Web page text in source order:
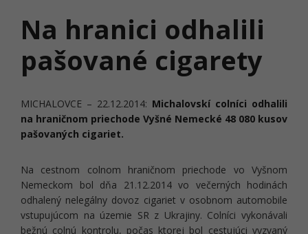
Na hranici odhalili
pašované cigarety
MICHALOVCE – 22.12.2014: Michalovskí colníci odhalili
na hraničnom priechode Vyšné Nemecké 48 080 kusov
pašovaných cigariet.
Na cestnom colnom hraničnom priechode vo Vyšnom
Nemeckom bol dňa 21.12.2014 vo večerných hodinách
odhalený nelegálny dovoz cigariet v osobnom automobile
vstupujúcom na územie SR z Ukrajiny. Colníci vykonávali
bežnú colnú kontrolu, počas ktorej bol cestujúci vyzvaný